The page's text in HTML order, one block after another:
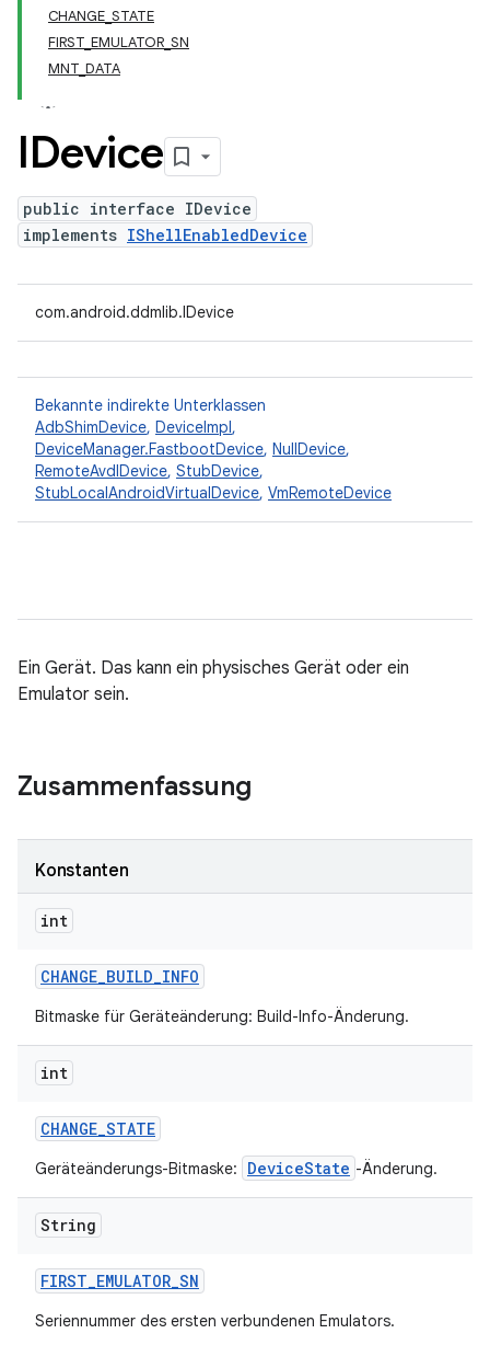
CHANGE_STATE
FIRST_EMULATOR_SN
MNT_DATA
IDevice
public interface IDevice
implements IShellEnabledDevice
com.android.ddmlib.IDevice
Bekannte indirekte Unterklassen
AdbShimDevice, DeviceImpl,
DeviceManager.FastbootDevice, NullDevice,
RemoteAvdIDevice, StubDevice,
StubLocalAndroidVirtualDevice, VmRemoteDevice
Ein Gerät. Das kann ein physisches Gerät oder ein
Emulator sein.
Zusammenfassung
Konstanten
int
CHANGE_BUILD_INFO
Bitmaske für Geräteänderung: Build-Info-Änderung.
int
CHANGE_STATE
Geräteänderungs-Bitmaske: DeviceState -Änderung.
String
FIRST_EMULATOR_SN
Seriennummer des ersten verbundenen Emulators.